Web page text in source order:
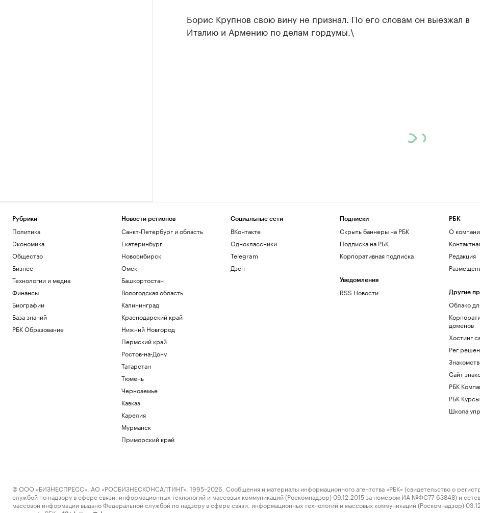
Борис Крупнов свою вину не признал. По его словам он выезжал в
Италию и Армению по делам гордумы.\
Рубрики
Политика
Экономика
Общество
Бизнес
Технологии и медиа
Финансы
Биографии
База знаний
РБК Образование
Новости регионов
Санкт-Петербург и область
Екатеринбург
Новосибирск
Омск
Башкортостан
Вологодская область
Калининград
Краснодарский край
Нижний Новгород
Пермский край
Ростов-на-Дону
Татарстан
Тюмень
Черноземье
Кавказ
Карелия
Мурманск
Приморский край
Социальные сети
ВКонтакте
Одноклассники
Telegram
Дзен
Подписки
Скрыть баннеры на РБК
Подписка на РБК
Корпоративная подписка
Уведомления
RSS Новости
РБК
О
Редакция
Другие
Облако
доменов
Хостинг
Сайт
РБК
РБК Курсы
Школа
© ООО «БИЗНЕСПРЕСС», АО «РОСБИЗНЕСКОНСАЛТИНГ», 1995–2026. Сообщения и материалы информационного агентства «РБК» (свидетельство о
службой по надзору в сфере связи, информационных технологий и массовых коммуникаций (Роскомнадзор) 09.12.2015 за номером ИА №ФС77-63848) и
массовой информации выдано Федеральной службой по надзору в сфере связи, информационных технологий и массовых коммуникаций (Роскомнадзор)